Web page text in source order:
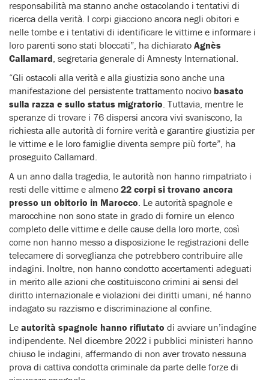
responsabilità ma stanno anche ostacolando i tentativi di
ricerca della verità. I corpi giacciono ancora negli obitori e
nelle tombe e i tentativi di identificare le vittime e informare i
loro parenti sono stati bloccati”, ha dichiarato Agnès
Callamard, segretaria generale di Amnesty International.
“Gli ostacoli alla verità e alla giustizia sono anche una
manifestazione del persistente trattamento nocivo basato
sulla razza e sullo status migratorio. Tuttavia, mentre le
speranze di trovare i 76 dispersi ancora vivi svaniscono, la
richiesta alle autorità di fornire verità e garantire giustizia per
le vittime e le loro famiglie diventa sempre più forte”, ha
proseguito Callamard.
A un anno dalla tragedia, le autorità non hanno rimpatriato i
resti delle vittime e almeno 22 corpi si trovano ancora
presso un obitorio in Marocco. Le autorità spagnole e
marocchine non sono state in grado di fornire un elenco
completo delle vittime e delle cause della loro morte, così
come non hanno messo a disposizione le registrazioni delle
telecamere di sorveglianza che potrebbero contribuire alle
indagini. Inoltre, non hanno condotto accertamenti adeguati
in merito alle azioni che costituiscono crimini ai sensi del
diritto internazionale e violazioni dei diritti umani, né hanno
indagato su razzismo e discriminazione al confine.
Le autorità spagnole hanno rifiutato di avviare un’indagine
indipendente. Nel dicembre 2022 i pubblici ministeri hanno
chiuso le indagini, affermando di non aver trovato nessuna
prova di cattiva condotta criminale da parte delle forze di